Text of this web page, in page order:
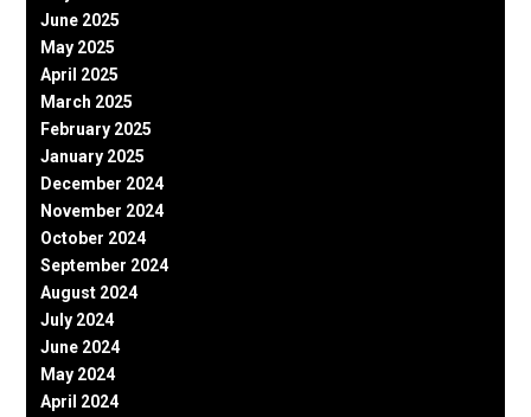
June 2025
May 2025
April 2025
March 2025
February 2025
January 2025
December 2024
November 2024
October 2024
September 2024
August 2024
July 2024
June 2024
May 2024
April 2024